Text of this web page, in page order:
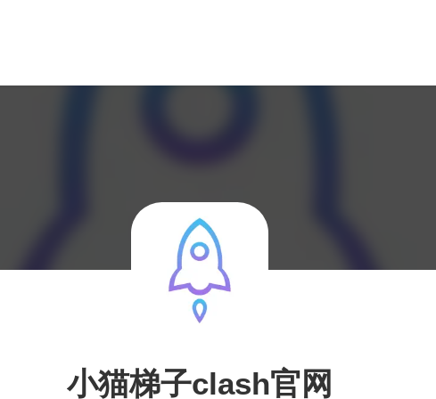
小猫梯子clash官网